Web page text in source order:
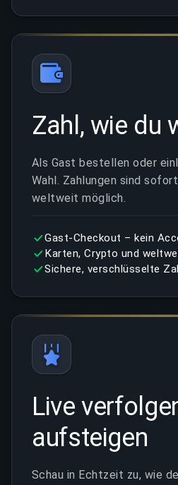
Zahl, wie du
Als Gast bestellen oder
Wahl. Zahlungen sind
weltweit möglich.
Gast-Checkout – kein
Karten, Crypto und
Sichere, verschlüsselte
Live
aufsteigen
Schau in Echtzeit zu, wie